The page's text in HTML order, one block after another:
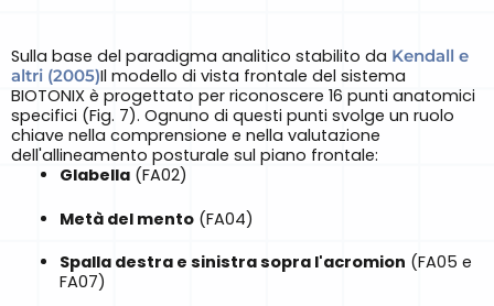
Sulla base del paradigma analitico stabilito da Kendall e
altri (2005)Il modello di vista frontale del sistema
BIOTONIX è progettato per riconoscere 16 punti anatomici
specifici (Fig. 7). Ognuno di questi punti svolge un ruolo
chiave nella comprensione e nella valutazione
dell'allineamento posturale sul piano frontale:
Glabella(FA02)
Metà del mento(FA04)
Spalla destra e sinistra sopra l'acromion (FA05 e
FA07)